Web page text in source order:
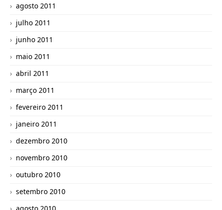
agosto 2011
julho 2011
junho 2011
maio 2011
abril 2011
março 2011
fevereiro 2011
janeiro 2011
dezembro 2010
novembro 2010
outubro 2010
setembro 2010